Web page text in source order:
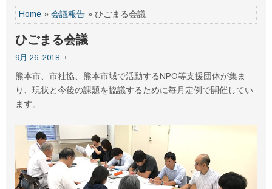
Home » 会議報告 » ひごまる会議
ひごまる会議
9月 26, 2018
熊本市、市社協、熊本市域で活動するNPO等支援団体が集ま
り、現状と今後の課題を協議するために毎月定例で開催してい
ます。